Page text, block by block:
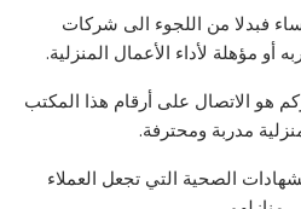
فبدلا من اللجوء الى شركات
مؤهلة لأداء الأعمال المنزلية.
هو الاتصال على أرقام هذا المكتب
مدربة ومحترفة.
الصحية التي تجعل العملاء